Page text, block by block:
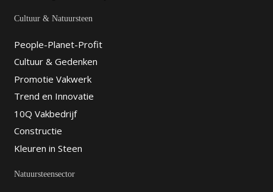
Cultuur & Natuursteen
People-Planet-Profit
Cultuur & Gedenken
Promotie Vakwerk
Trend en Innovatie
10Q Vakbedrijf
Constructie
Kleuren in Steen
Natuursteensector